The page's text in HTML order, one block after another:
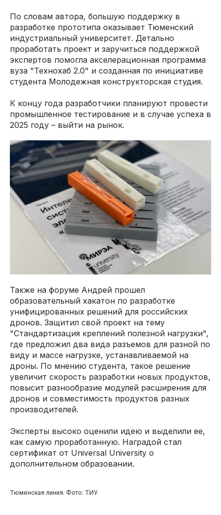
По словам автора, большую поддержку в
разработке прототипа оказывает Тюменский
индустриальный университет. Детально
проработать проект и заручиться поддержкой
экспертов помогла акселерационная программа
вуза "Технохаб 2.0" и созданная по инициативе
студента Молодежная конструкторская студия.
К концу года разработчики планируют провести
промышленное тестирование и в случае успеха в
2025 году – выйти на рынок.
Также на форуме Андрей прошел
образовательный хакатон по разработке
унифицированных решений для российских
дронов. Защитил свой проект на тему
"Стандартизация креплений полезной нагрузки",
где предложил два вида разъемов для разной по
виду и массе нагрузке, устанавливаемой на
дроны. По мнению студента, такое решение
увеличит скорость разработки новых продуктов,
повысит разнообразие модулей расширения для
дронов и совместимость продуктов разных
производителей.
Эксперты высоко оценили идею и выделили ее,
как самую проработанную. Наградой стал
сертификат от Universal University о
дополнительном образовании.
Тюменская линия. Фото: ТИУ